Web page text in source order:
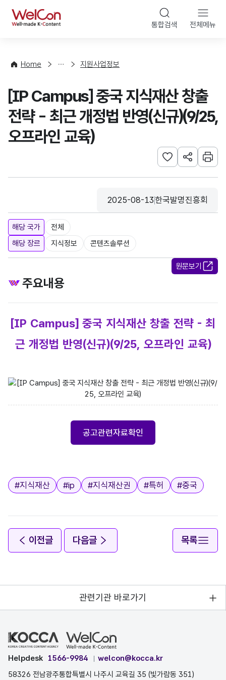
WelCon 통합검색 전체메뉴
Home
사
지원사업정보
[IP Campus] 중국 지식재산 창출
전략 - 최근 개정법 반영(신규)(9/25,
오프라인 교육)
관심사 등록하기
URL 공유하
인쇄
등록일
2025-08-13
수집기관
한국발명진흥회
해당 국가
전체
해당 장르
지식정보 콘텐츠솔루션
원문보기
주요내용
[IP Campus] 중국 지식재산 창출 전략 - 최
근 개정법 반영(신규)(9/25, 오프라인 교육)
지식재산캠퍼스 / 한국발명진흥회 로고 / IPCAMPUS 로고 / 중국 지식
공고관련자료확인
태그
#지식재산 #ip #지식재산권 #특허 #중국
이전글 다음글 목록
관련기관 바로가기
Helpdesk 1566-9984
welcon@kocca.kr
58326 전남광주통합특별시 나주시 교육길 35 (빛가람동 351)